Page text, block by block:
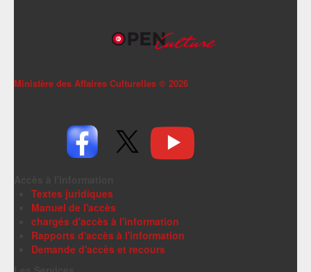
Ministère des Affaires Culturelles © 2026
Textes juridiques
Manuel de l'accès
chargés d'accès à l'information
Rapports d'accès à l'information
Demande d'accès et recours